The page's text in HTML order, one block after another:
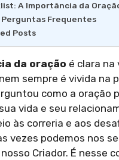
A Importância da
Perguntas Frequentes
Posts
da oração é clara na
sempre é vivida na
como a oração
vida e seu
às correria e aos
vezes podemos nos
Criador. É nesse